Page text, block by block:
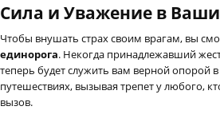
Сила и Уважение в
Чтобы внушать страх своим врагам, вы
единорога. Некогда принадлежавший
теперь будет служить вам верной опорой
путешествиях, вызывая трепет у любого,
вызов.